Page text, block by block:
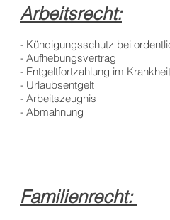
Arbeitsrecht:
- Kündigungsschutz bei
- Aufhebungsvertrag
- Entgeltfortzahlung im
- Urlaubsentgelt
- Arbeitszeugnis
- Abmahnung
Familienrecht: